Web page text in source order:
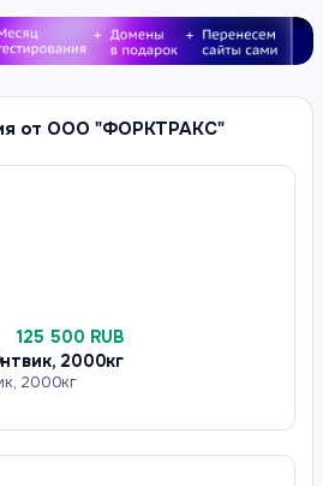
от ООО "ФОРКТРАКС"
125 500 RUB
2000кг
2000кг